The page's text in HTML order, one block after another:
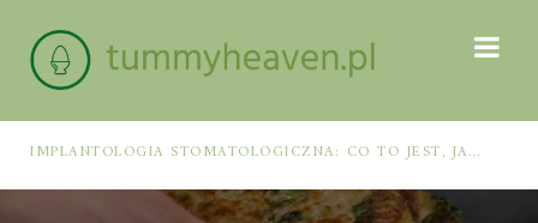
IMPLANTOLOGIA STOMATOLOGICZNA: CO TO JEST, JAK WYGLĄDA PROCES IMPLANTACJI I GOJENIA ORAZ DLA KOGO MA ZASTOSOWANIE